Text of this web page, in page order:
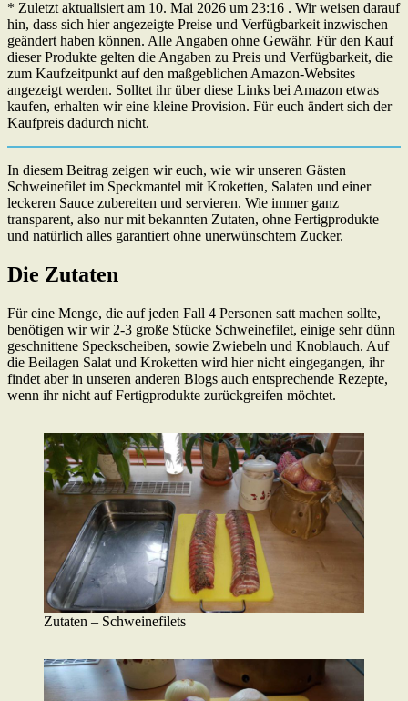
* Zuletzt aktualisiert am 10. Mai 2026 um 23:16 . Wir weisen darauf
hin, dass sich hier angezeigte Preise und Verfügbarkeit inzwischen
geändert haben können. Alle Angaben ohne Gewähr. Für den Kauf
dieser Produkte gelten die Angaben zu Preis und Verfügbarkeit, die
zum Kaufzeitpunkt auf den maßgeblichen Amazon-Websites
angezeigt werden. Solltet ihr über diese Links bei Amazon etwas
kaufen, erhalten wir eine kleine Provision. Für euch ändert sich der
Kaufpreis dadurch nicht.
In diesem Beitrag zeigen wir euch, wie wir unseren Gästen
Schweinefilet im Speckmantel mit Kroketten, Salaten und einer
leckeren Sauce zubereiten und servieren. Wie immer ganz
transparent, also nur mit bekannten Zutaten, ohne Fertigprodukte
und natürlich alles garantiert ohne unerwünschtem Zucker.
Die Zutaten
Für eine Menge, die auf jeden Fall 4 Personen satt machen sollte,
benötigen wir wir 2-3 große Stücke Schweinefilet, einige sehr dünn
geschnittene Speckscheiben, sowie Zwiebeln und Knoblauch. Auf
die Beilagen Salat und Kroketten wird hier nicht eingegangen, ihr
findet aber in unseren anderen Blogs auch entsprechende Rezepte,
wenn ihr nicht auf Fertigprodukte zurückgreifen möchtet.
Zutaten – Schweinefilets